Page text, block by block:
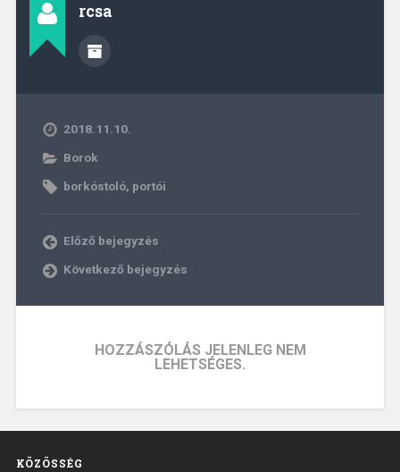
rcsa
2018.11.10.
Borok
borkóstoló, portói
Előző bejegyzés
Következő bejegyzés
HOZZÁSZÓLÁS JELENLEG NEM
LEHETSÉGES.
KÖZÖSSÉG